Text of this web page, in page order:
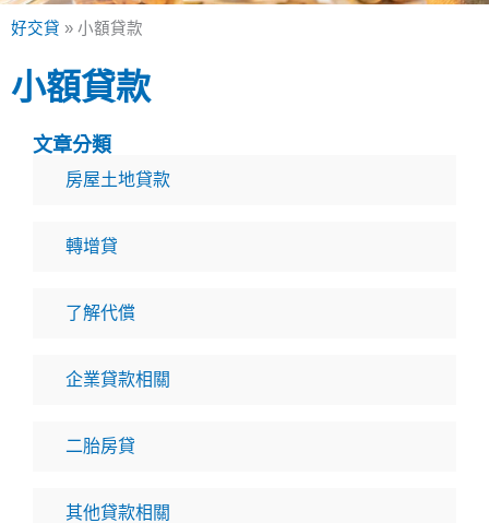
好交貸 » 小額貸款
小額貸款
文章分類
房屋土地貸款
轉增貸
了解代償
企業貸款相關
二胎房貸
其他貸款相關